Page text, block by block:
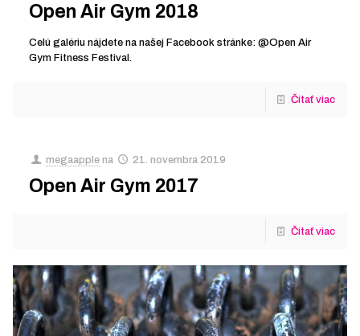
Open Air Gym 2018
Celú galériu nájdete na našej Facebook stránke: @Open Air
Gym Fitness Festival.
Čítať viac
megaapple na 21. novembra 2019
Open Air Gym 2017
Čítať viac